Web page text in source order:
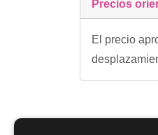
Precios
El precio